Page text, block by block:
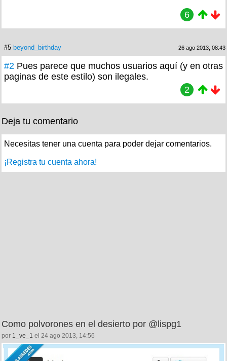
6
#5 beyond_birthday 26 ago 2013, 08:43
#2 Pues parece que muchos usuarios aquí (y en otras
paginas de este estilo) son ilegales.
2
Deja tu comentario
Necesitas tener una cuenta para poder dejar comentarios.
¡Registra tu cuenta ahora!
Como polvorones en el desierto por @lispg1
por 1_ve_1 el 24 ago 2013, 14:56